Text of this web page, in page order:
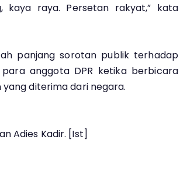
kaya raya. Persetan rakyat,” kata
panjang sorotan publik terhadap
anggota DPR ketika berbicara
diterima dari negara.
Adies Kadir. [Ist]